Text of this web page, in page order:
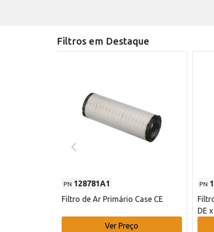
Filtros em Destaque
PN 128781A1
Filtro de Ar Primário Case CE
Ver Preço
PN
DE